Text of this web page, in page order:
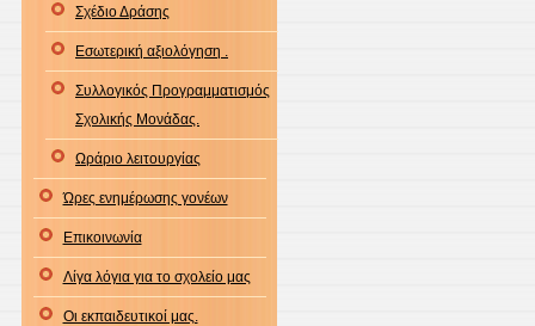
Σχέδιο Δράσης
Εσωτερική αξιολόγηση .
Συλλογικός Προγραμματισμός
Σχολικής Μονάδας.
Ωράριο λειτουργίας
Ώρες ενημέρωσης γονέων
Επικοινωνία
Λίγα λόγια για το σχολείο μας
Οι εκπαιδευτικοί μας.